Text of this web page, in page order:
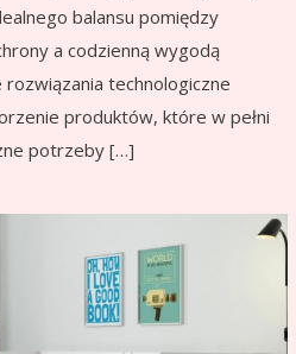
balansu pomiędzy
a codzienną wygodą
technologiczne
produktów, które w pełni
potrzeby […]